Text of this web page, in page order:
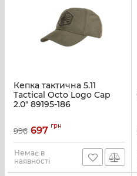
Кепка тактична 5.11
Tactical Octo Logo Cap
2.0" 89195-186
996 697 грн
Немає в
наявності